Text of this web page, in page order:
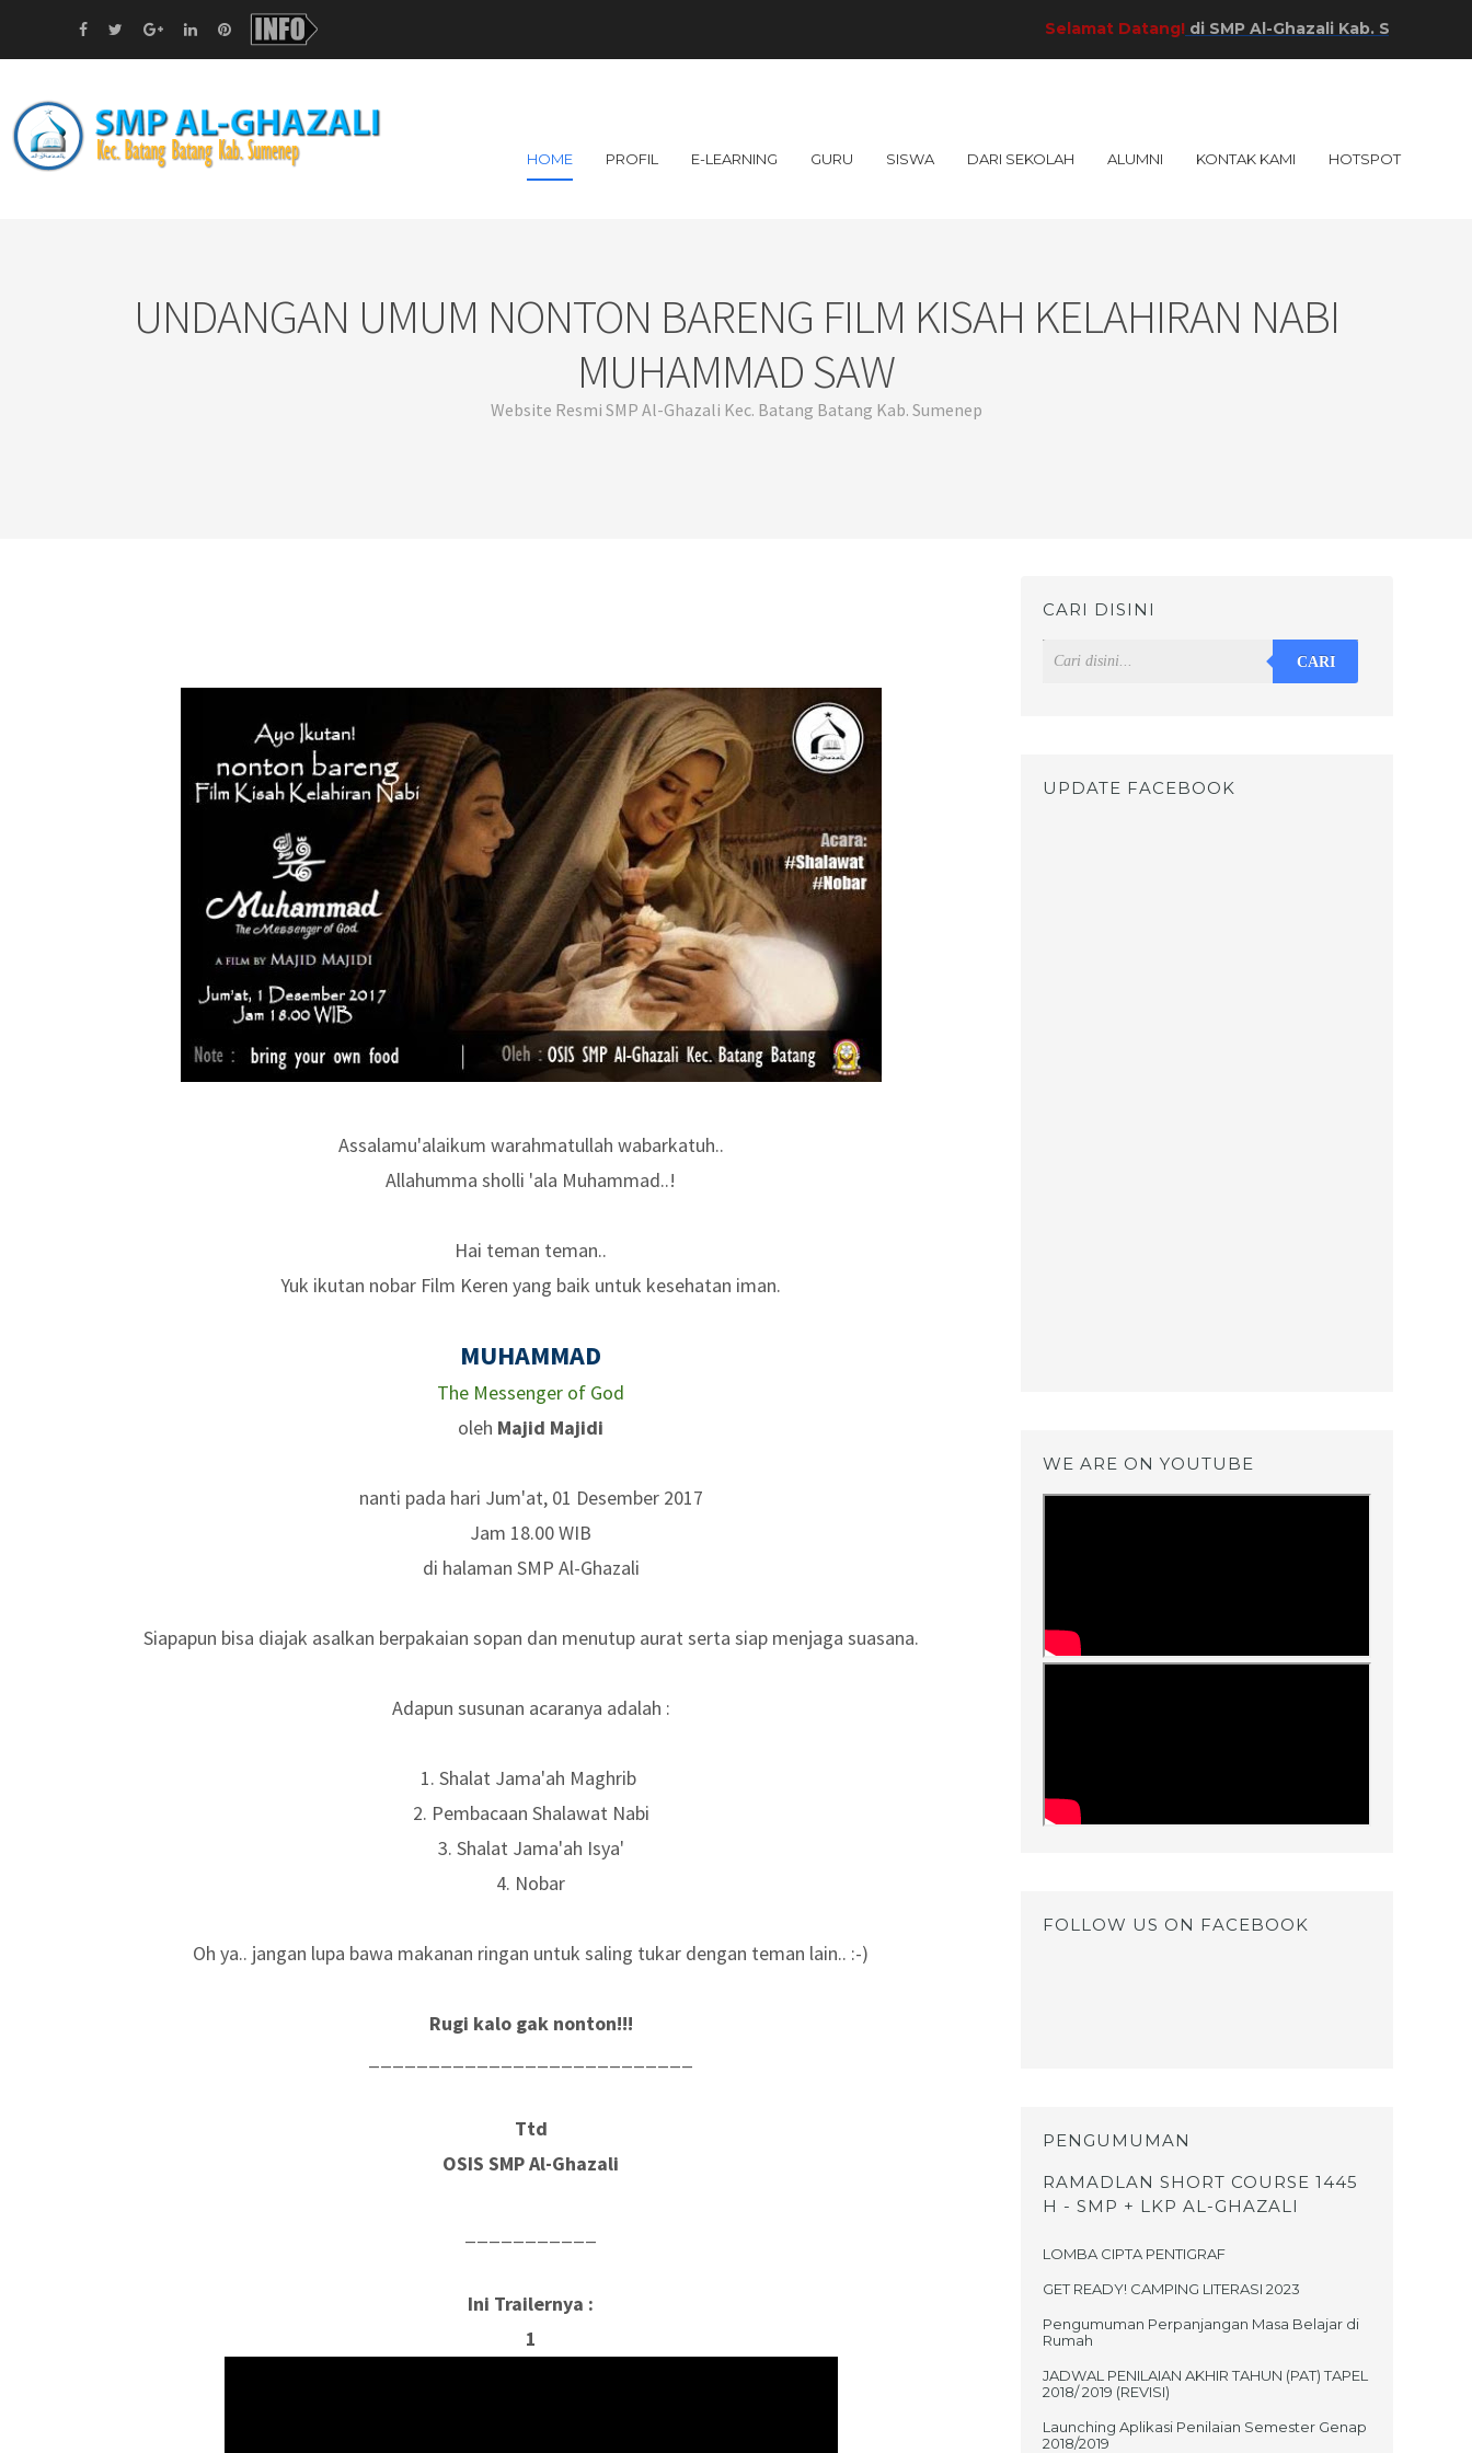
Selamat Datang! di SMP Al-Ghazali Kab. Sumenep!
HOME PROFIL E-LEARNING GURU SISWA DARI SEKOLAH ALUMNI KONTAK KAMI HOTSPOT
UNDANGAN UMUM NONTON BARENG FILM KISAH KELAHIRAN NABI
MUHAMMAD SAW
Website Resmi SMP Al-Ghazali Kec. Batang Batang Kab. Sumenep
Assalamu'alaikum warahmatullah wabarkatuh..
Allahumma sholli 'ala Muhammad..!
Hai teman teman..
Yuk ikutan nobar Film Keren yang baik untuk kesehatan iman.
MUHAMMAD
The Messenger of God
oleh Majid Majidi
nanti pada hari Jum'at, 01 Desember 2017
Jam 18.00 WIB
di halaman SMP Al-Ghazali
Siapapun bisa diajak asalkan berpakaian sopan dan menutup aurat serta siap menjaga suasana.
Adapun susunan acaranya adalah :
1. Shalat Jama'ah Maghrib
2. Pembacaan Shalawat Nabi
3. Shalat Jama'ah Isya'
4. Nobar
Oh ya.. jangan lupa bawa makanan ringan untuk saling tukar dengan teman lain.. :-)
Rugi kalo gak nonton!!!
Ttd
OSIS SMP Al-Ghazali
Ini Trailernya :
1
CARI DISINI
CARI
UPDATE FACEBOOK
WE ARE ON YOUTUBE
FOLLOW US ON FACEBOOK
PENGUMUMAN
RAMADLAN SHORT COURSE 1445
H - SMP + LKP AL-GHAZALI
LOMBA CIPTA PENTIGRAF
GET READY! CAMPING LITERASI 2023
Pengumuman Perpanjangan Masa Belajar di
Rumah
JADWAL PENILAIAN AKHIR TAHUN (PAT) TAPEL
2018/ 2019 (REVISI)
Launching Aplikasi Penilaian Semester Genap
2018/2019